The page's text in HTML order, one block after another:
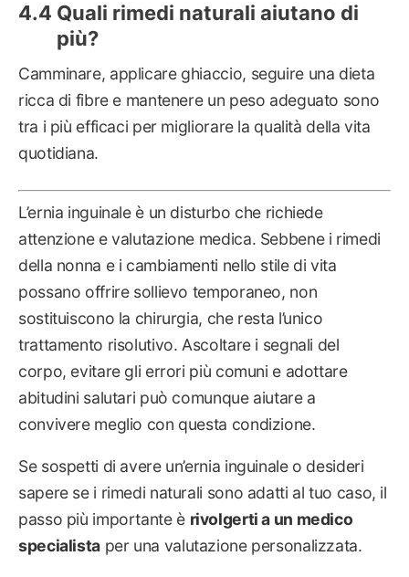
Quali rimedi naturali aiutano di
più?
Camminare, applicare ghiaccio, seguire una dieta
ricca di fibre e mantenere un peso adeguato sono
tra i più efficaci per migliorare la qualità della vita
quotidiana.
L’ernia inguinale è un disturbo che richiede
attenzione e valutazione medica. Sebbene i rimedi
della nonna e i cambiamenti nello stile di vita
possano offrire sollievo temporaneo, non
sostituiscono la chirurgia, che resta l’unico
trattamento risolutivo. Ascoltare i segnali del
corpo, evitare gli errori più comuni e adottare
abitudini salutari può comunque aiutare a
convivere meglio con questa condizione.
Se sospetti di avere un’ernia inguinale o desideri
sapere se i rimedi naturali sono adatti al tuo caso, il
passo più importante è rivolgerti a un medico
specialistaper una valutazione personalizzata.